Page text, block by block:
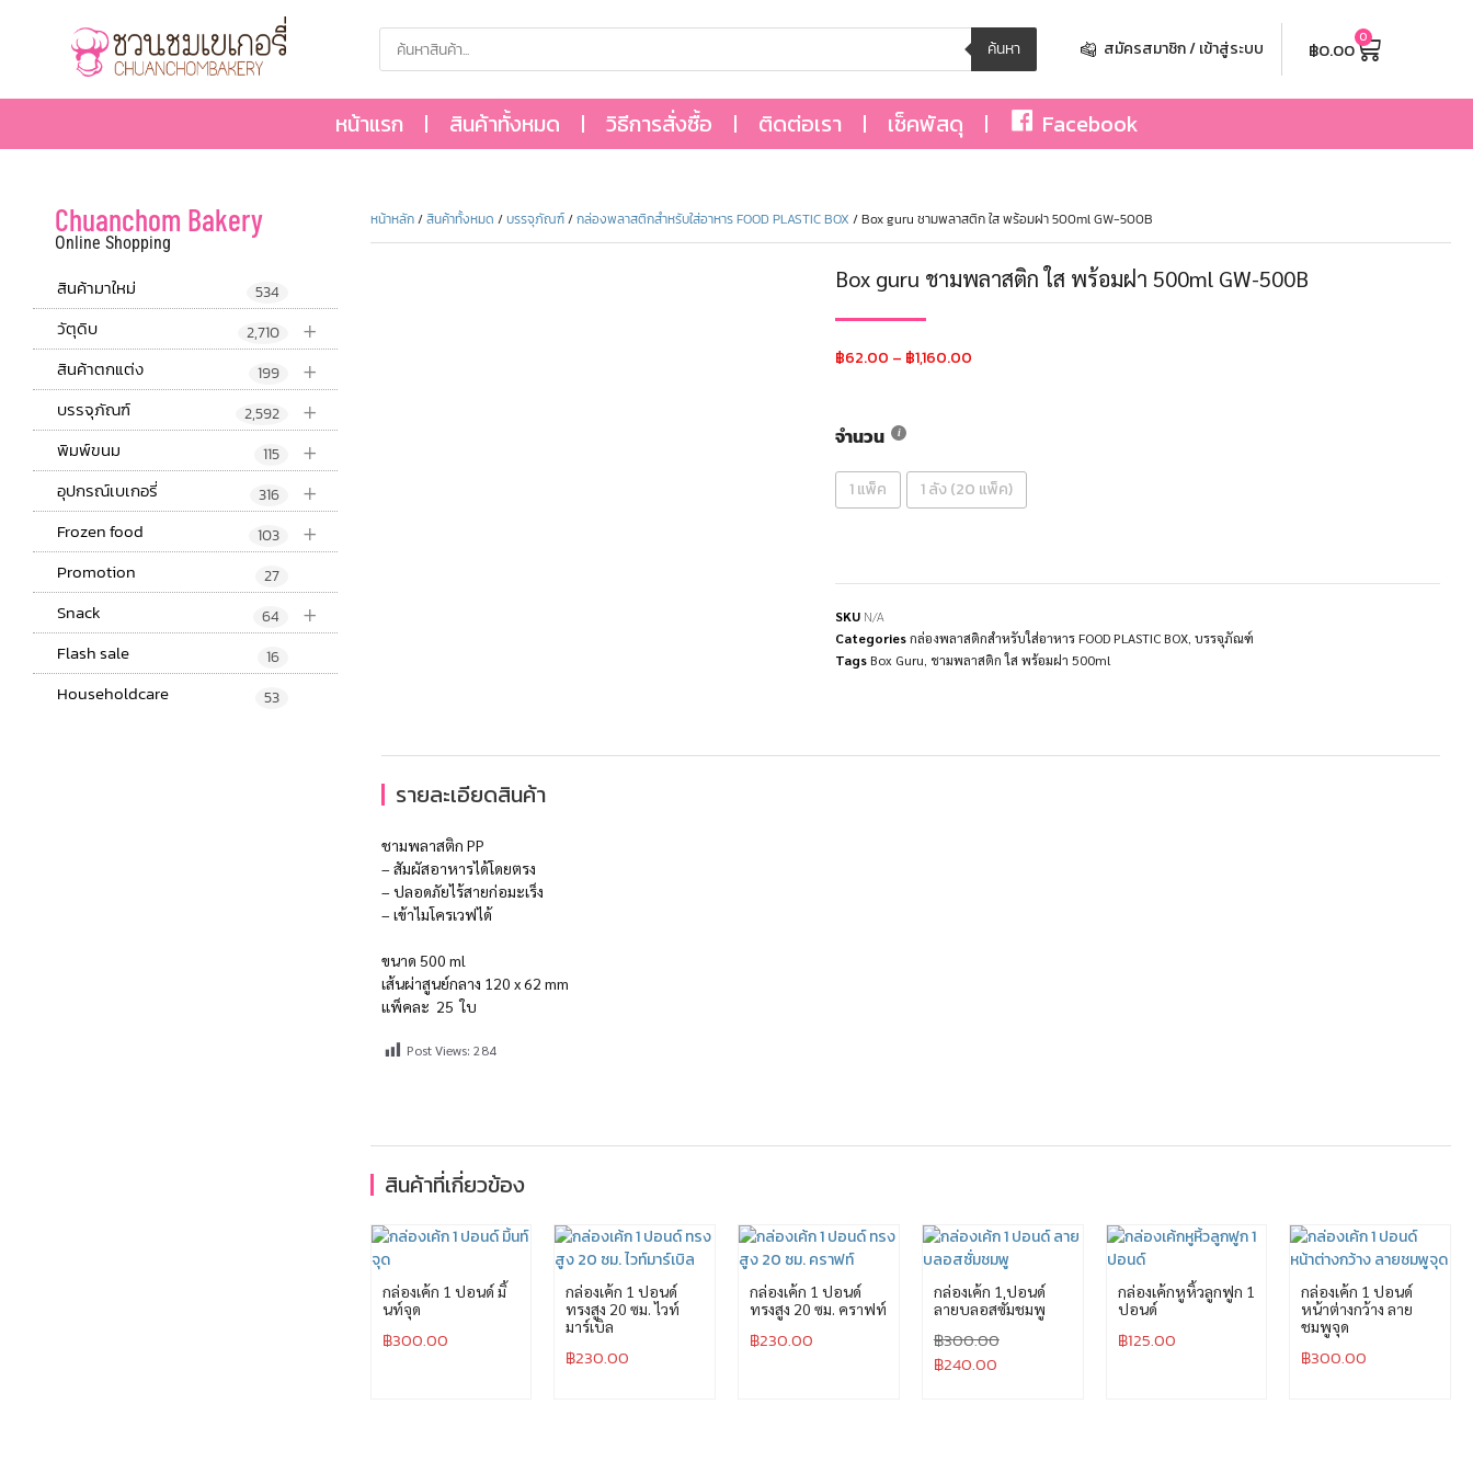
ค้นหา สมัครสมาชิก / เข้าสู่ระบบ ฿0.00 0
หน้าแรก สินค้าทั้งหมด วิธีการสั่งซื้อ ติดต่อเรา เช็คพัสดุ Facebook
Chuanchom Bakery
Online Shopping
สินค้ามาใหม่ 534
+
วัตุดิบ 2,710
+
สินค้าตกแต่ง 199
+
บรรจุภัณฑ์ 2,592
+
พิมพ์ขนม 115
+
อุปกรณ์เบเกอรี่ 316
+
Frozen food 103
Promotion 27
+
Snack 64
Flash sale 16
Householdcare 53
หน้าหลัก/สินค้าทั้งหมด /บรรจุภัณฑ์/กล่องพลาสติกสำหรับใส่อาหาร FOOD PLASTIC BOX / Box guru ชามพลาสติก ใส พร้อมฝา 500ml GW-500B
Box guru ชามพลาสติก ใส พร้อมฝา 500ml GW-500B
฿62.00 – ฿1,160.00
จำนวน
1 แพ็ค 1 ลัง (20 แพ็ค)
SKU N/A
Categoriesกล่องพลาสติกสำหรับใส่อาหาร FOOD PLASTIC BOX, บรรจุภัณฑ์
Tags Box Guru ชามพลาสติก ใส พร้อมฝา 500ml
รายละเอียดสินค้า
ชามพลาสติก PP
– สัมผัสอาหารได้โดยตรง
– ปลอดภัยไร้สายก่อมะเร็ง
– เข้าไมโครเวฟได้
ขนาด 500 ml
เส้นผ่าสูนย์กลาง 120 x 62 mm
แพ็คละ 25 ใบ
Post Views: 284
สินค้าที่เกี่ยวข้อง
กล่องเค้ก 1 ปอนด์ มิ้
นท์จุด
฿300.00
กล่องเค้ก 1 ปอนด์
ทรงสูง 20 ซม. ไวท์
มาร์เบิล
฿230.00
กล่องเค้ก 1 ปอนด์
ทรงสูง 20 ซม. คราฟท์
฿230.00
กล่องเค้ก 1 ปอนด์
ลายบลอสซั่มชมพู
฿300.00
฿240.00
กล่องเค้กหูหิ้วลูกฟูก 1
ปอนด์
฿125.00
กล่องเค้ก 1 ปอนด์
หน้าต่างกว้าง ลาย
ชมพูจุด
฿300.00